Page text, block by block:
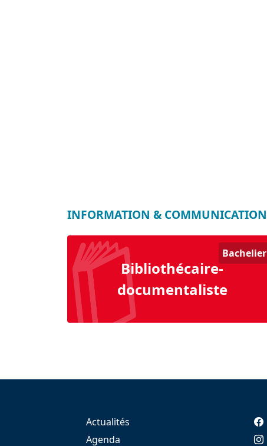
INFORMATION & COMMUNICATION
Bibliothécaire-
documentaliste
Bachelier
Actualités
Agenda